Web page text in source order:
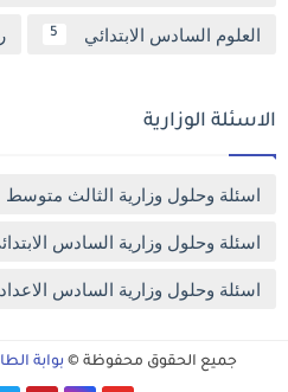
العلوم السادس الابتدائي 5
الاسئلة الوزارية
اسئلة وحلول وزارية الثالث متوسط
اسئلة وحلول وزارية السادس
اسئلة وحلول وزارية السادس
جميع الحقوق محفوظة © بوابة